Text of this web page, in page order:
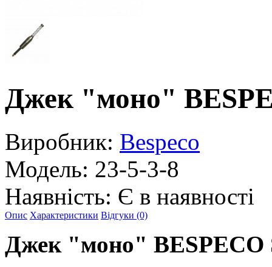
Джек "моно"
Виробник: Bespeco
Модель: 23-5-3-8
Наявність: Є в наявності
Опис Характеристики Відгуки (0)
Джек "моно" BESPECO